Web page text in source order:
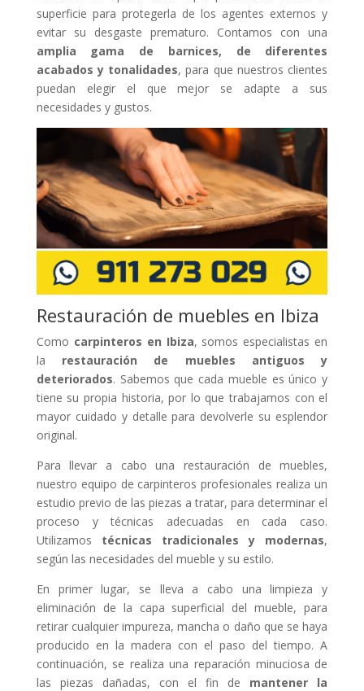
superficie para protegerla de los agentes externos y
evitar su desgaste prematuro. Contamos con una
amplia gama de barnices, de diferentes
acabados y tonalidades, para que nuestros clientes
puedan elegir el que mejor se adapte a sus
necesidades y gustos.
Restauración de muebles en Ibiza
Como carpinteros en Ibiza, somos especialistas en
la restauración de muebles antiguos y
deteriorados. Sabemos que cada mueble es único y
tiene su propia historia, por lo que trabajamos con el
mayor cuidado y detalle para devolverle su esplendor
original.
Para llevar a cabo una restauración de muebles,
nuestro equipo de carpinteros profesionales realiza un
estudio previo de las piezas a tratar, para determinar el
proceso y técnicas adecuadas en cada caso.
Utilizamos técnicas tradicionales y modernas,
según las necesidades del mueble y su estilo.
En primer lugar, se lleva a cabo una limpieza y
eliminación de la capa superficial del mueble, para
retirar cualquier impureza, mancha o daño que se haya
producido en la madera con el paso del tiempo. A
continuación, se realiza una reparación minuciosa de
las piezas dañadas, con el fin de mantener la